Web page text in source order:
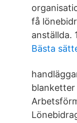
få
anställda.
Bästa